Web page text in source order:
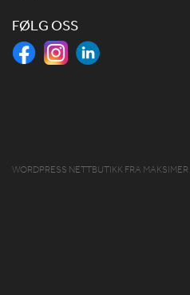
FØLG OSS
WORDPRESS NETTBUTIKK FRA MAKSIMER